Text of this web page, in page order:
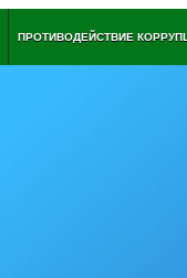
ПРОТИВОДЕЙСТВИЕ